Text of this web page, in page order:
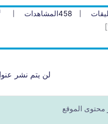
458المشاهدات
لن يتم نشر